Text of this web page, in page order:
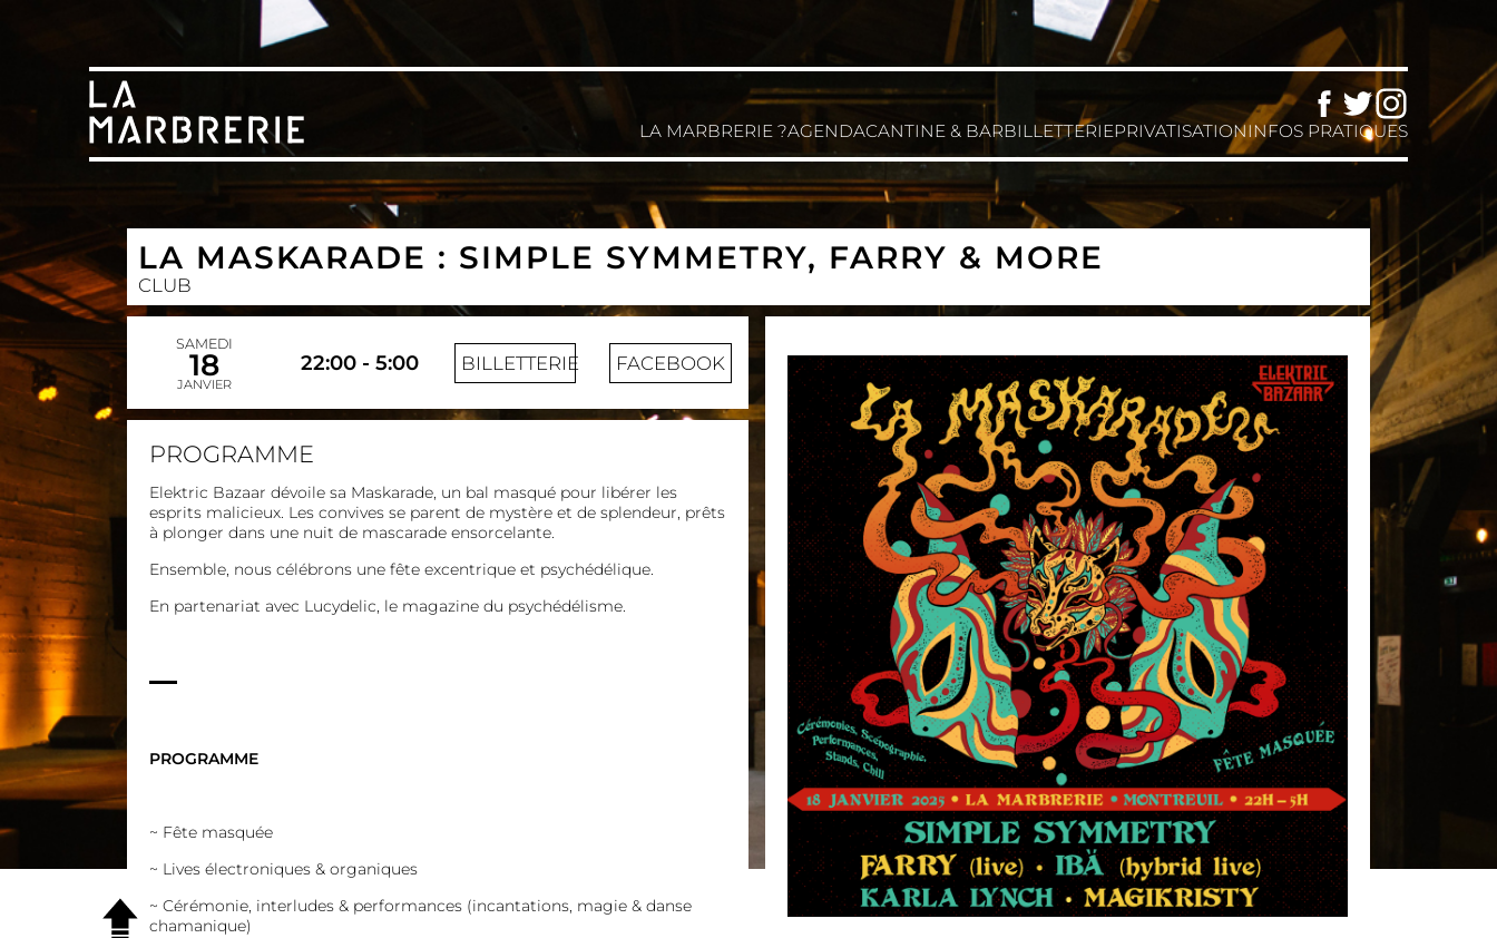
Facebook
TwitterInstagram
LA MARBRERIE ?AGENDACANTINE & BARBILLETTERIEPRIVATISATIONINFOS PRATIQUES
LA MASKARADE : SIMPLE SYMMETRY, FARRY & MORE
CLUB
SAMEDI
18
JANVIER
22:00 - 5:00 BILLETTERIE FACEBOOK
PROGRAMME
Elektric Bazaar dévoile sa Maskarade, un bal masqué pour libérer les
esprits malicieux. Les convives se parent de mystère et de splendeur, prêts
à plonger dans une nuit de mascarade ensorcelante.
Ensemble, nous célébrons une fête excentrique et psychédélique.
En partenariat avec Lucydelic, le magazine du psychédélisme.
PROGRAMME
~ Fête masquée
~ Lives électroniques & organiques
~ Cérémonie, interludes & performances (incantations, magie & danse
chamanique)